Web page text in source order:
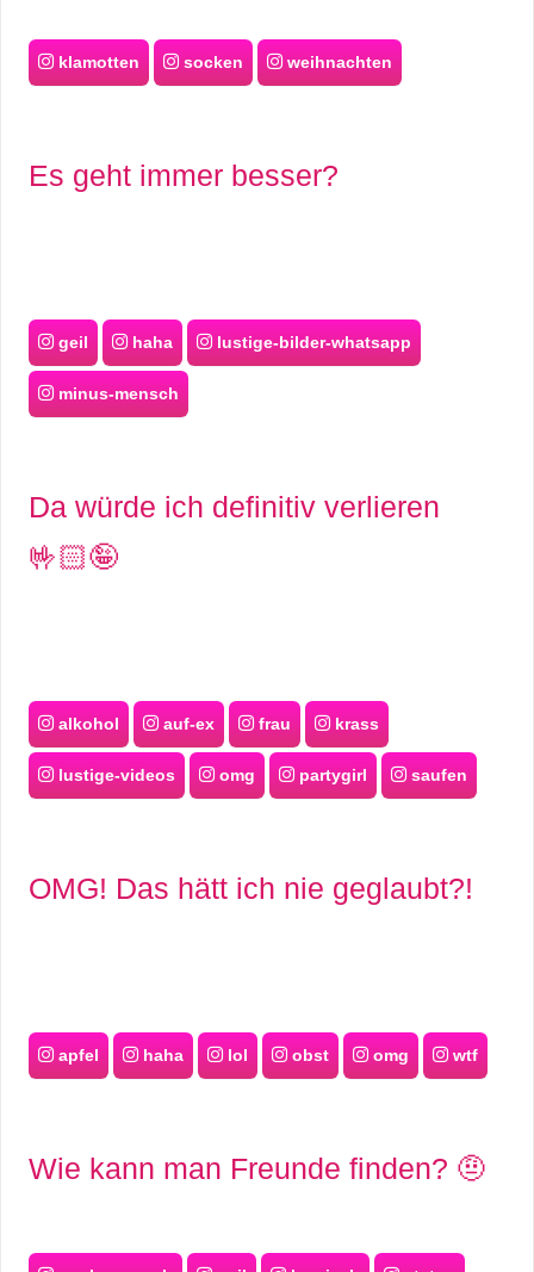
klamotten socken weihnachten
Es geht immer besser?
geil haha lustige-bilder-whatsapp
minus-mensch
Da würde ich definitiv verlieren
🤟🏻🤪
alkohol auf-ex frau krass
lustige-videos omg partygirl saufen
OMG! Das hätt ich nie geglaubt?!
apfel haha lol obst omg wtf
Wie kann man Freunde finden? 🤨